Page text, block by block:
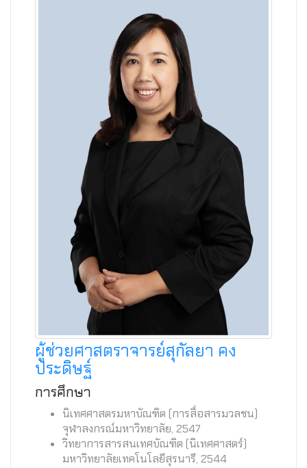
ผู้ช่วยศาสตราจารย์สุกัลยา คง
ประดิษฐ์
การศึกษา
นิเทศศาสตรมหาบัณฑิต (การสื่อสารมวลชน)
จุฬาลงกรณ์มหาวิทยาลัย, 2547
วิทยาการสารสนเทศบัณฑิต (นิเทศศาสตร์)
มหาวิทยาลัยเทคโนโลยีสุรนารี, 2544